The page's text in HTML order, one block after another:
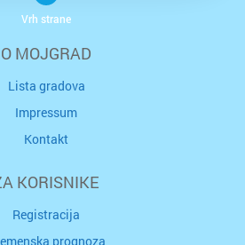
O MOJGRAD
Lista gradova
Impressum
Kontakt
KORISNIKE
Registracija
prognoza
Vrh strane